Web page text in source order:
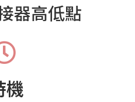
器高低點
機